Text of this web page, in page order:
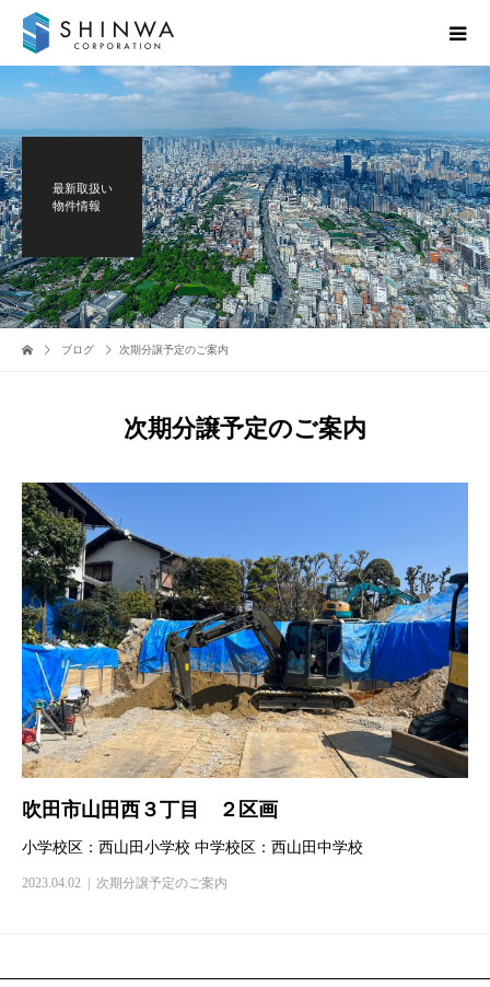
最新取扱い
物件情報
ブログ 次期分譲予定のご案内
次期分譲予定のご案内
吹田市山田西３丁目 ２区画
小学校区：西山田小学校 中学校区：西山田中学校
2023.04.02 次期分譲予定のご案内